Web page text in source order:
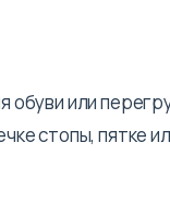
обуви или
стопы, пятке